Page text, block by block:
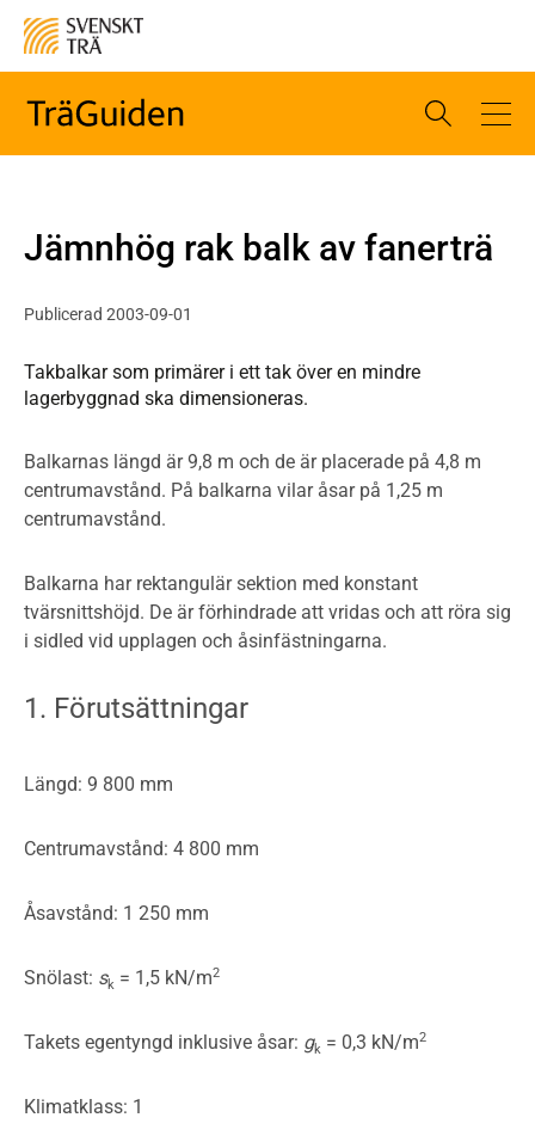
Jämnhög rak balk av fanerträ
Publicerad 2003-09-01
Takbalkar som primärer i ett tak över en mindre
lagerbyggnad ska dimensioneras.
Balkarnas längd är 9,8 m och de är placerade på 4,8 m
centrumavstånd. På balkarna vilar åsar på 1,25 m
centrumavstånd.
Balkarna har rektangulär sektion med konstant
tvärsnittshöjd. De är förhindrade att vridas och att röra sig
i sidled vid upplagen och åsinfästningarna.
1. Förutsättningar
Längd: 9 800 mm
Centrumavstånd: 4 800 mm
Åsavstånd: 1 250 mm
Snölast: sk = 1,5 kN/m2
Takets egentyngd inklusive åsar: gk = 0,3 kN/m2
Klimatklass: 1